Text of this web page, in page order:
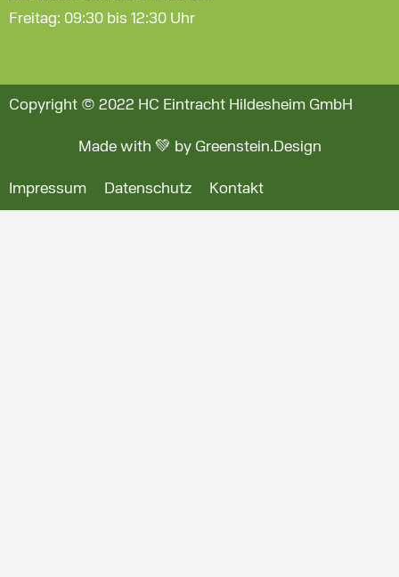
Freitag: 09:30 bis 12:30 Uhr
Copyright © 2022 HC Eintracht Hildesheim GmbH
Made with 💚 by Greenstein.Design
Impressum Datenschutz Kontakt